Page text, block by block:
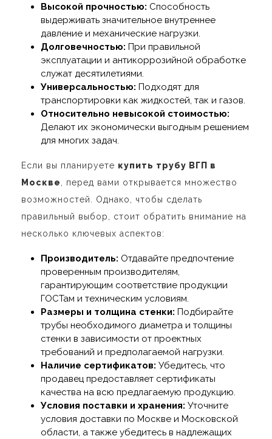
Высокой прочностью: Способность
выдерживать значительное внутреннее
давление и механические нагрузки.
Долговечностью: При правильной
эксплуатации и антикоррозийной обработке
служат десятилетиями.
Универсальностью: Подходят для
транспортировки как жидкостей, так и газов.
Относительно невысокой стоимостью:
Делают их экономически выгодным решением
для многих задач.
Если вы планируете купить трубу ВГП в
Москве
, перед вами открывается множество
возможностей. Однако, чтобы сделать
правильный выбор, стоит обратить внимание на
несколько ключевых аспектов:
Производитель: Отдавайте предпочтение
проверенным производителям,
гарантирующим соответствие продукции
ГОСТам и техническим условиям.
Размеры и толщина стенки: Подбирайте
трубы необходимого диаметра и толщины
стенки в зависимости от проектных
требований и предполагаемой нагрузки.
Наличие сертификатов: Убедитесь, что
продавец предоставляет сертификаты
качества на всю предлагаемую продукцию.
Условия поставки и хранения: Уточните
условия доставки по Москве и Московской
области, а также убедитесь в надлежащих